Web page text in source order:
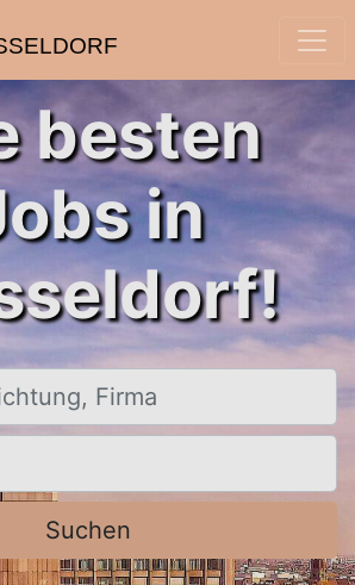
besten
in
Firma
Suchen